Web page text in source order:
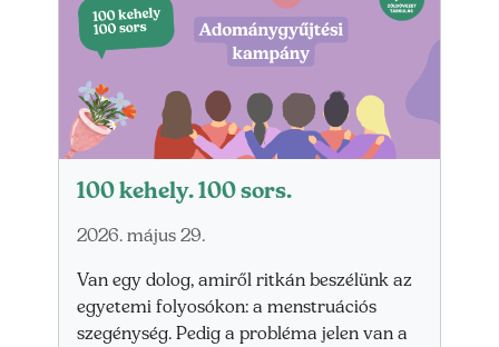
100 kehely. 100 sors.
2026. május 29.
Van egy dolog, amiről ritkán beszélünk az
egyetemi folyosókon: a menstruációs
szegénység. Pedig a probléma jelen van a